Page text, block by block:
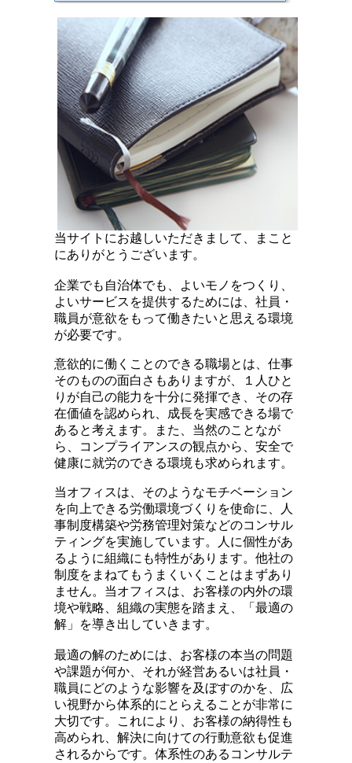
当サイトにお越しいただきまして、まこと
にありがとうございます。
企業でも自治体でも、よいモノをつくり、
よいサービスを提供するためには、社員・
職員が意欲をもって働きたいと思える環境
が必要です。
意欲的に働くことのできる職場とは、仕事
そのものの面白さもありますが、１人ひと
りが自己の能力を十分に発揮でき、その存
在価値を認められ、成長を実感できる場で
あると考えます。また、当然のことなが
ら、コンプライアンスの観点から、安全で
健康に就労のできる環境も求められます。
当オフィスは、そのようなモチベーション
を向上できる労働環境づくりを使命に、人
事制度構築や労務管理対策などのコンサル
ティングを実施しています。人に個性があ
るように組織にも特性があります。他社の
制度をまねてもうまくいくことはまずあり
ません。当オフィスは、お客様の内外の環
境や戦略、組織の実態を踏まえ、「最適の
解」を導き出していきます。
最適の解のためには、お客様の本当の問題
や課題が何か、それが経営あるいは社員・
職員にどのような影響を及ぼすのかを、広
い視野から体系的にとらえることが非常に
大切です。これにより、お客様の納得性も
高められ、解決に向けての行動意欲も促進
されるからです。体系性のあるコンサルテ